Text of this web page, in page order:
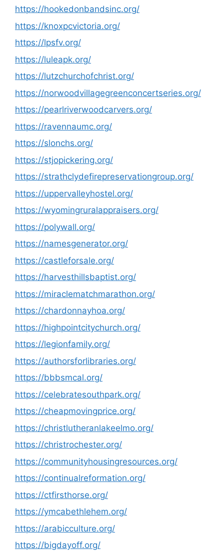
https://hookedonbandsinc.org/
https://knoxpcvictoria.org/
https://lpsfv.org/
https://luleapk.org/
https://lutzchurchofchrist.org/
https://norwoodvillagegreenconcertseries.org/
https://pearlriverwoodcarvers.org/
https://ravennaumc.org/
https://slonchs.org/
https://stjopickering.org/
https://strathclydefirepreservationgroup.org/
https://uppervalleyhostel.org/
https://wyomingruralappraisers.org/
https://polywall.org/
https://namesgenerator.org/
https://castleforsale.org/
https://harvesthillsbaptist.org/
https://miraclematchmarathon.org/
https://chardonnayhoa.org/
https://highpointcitychurch.org/
https://legionfamily.org/
https://authorsforlibraries.org/
https://bbbsmcal.org/
https://celebratesouthpark.org/
https://cheapmovingprice.org/
https://christlutheranlakeelmo.org/
https://christrochester.org/
https://communityhousingresources.org/
https://continualreformation.org/
https://ctfirsthorse.org/
https://ymcabethlehem.org/
https://arabicculture.org/
https://bigdayoff.org/